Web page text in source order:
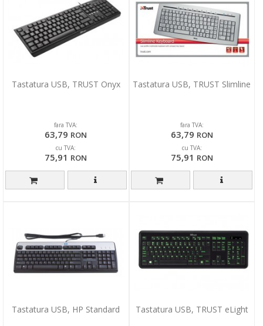
Tastatura USB, TRUST Onyx
fara TVA:
63,79 RON
cu TVA:
75,91 RON
Tastatura USB, TRUST Slimline
fara TVA:
63,79 RON
cu TVA:
75,91 RON
Tastatura USB, HP Standard Tastatura USB, TRUST eLight